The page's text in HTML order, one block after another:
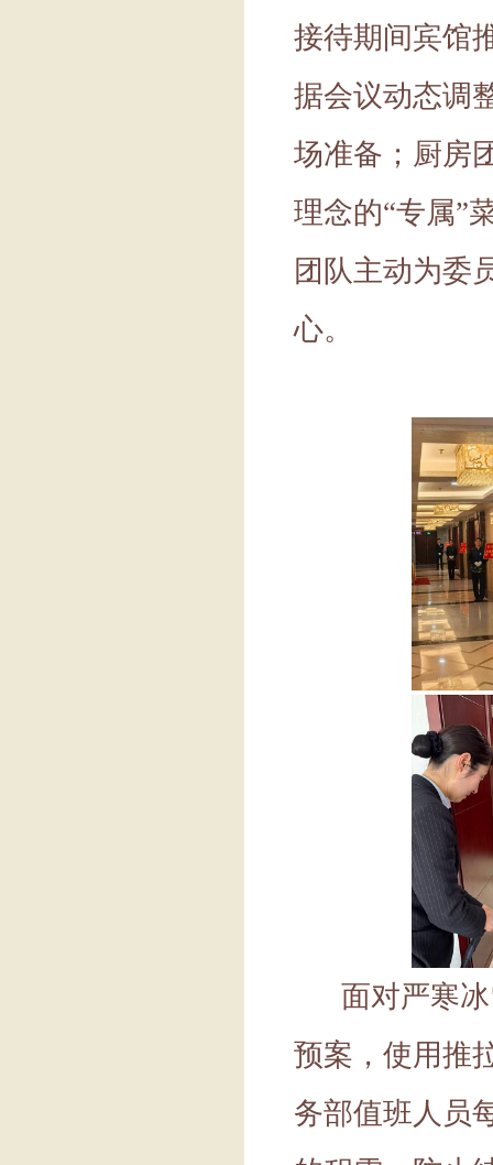
接待期间宾馆
据会议动态调
场准备；厨房
理念的“专属”
团队主动为委
心。
面对严寒
预案，使用推
务部值班人员